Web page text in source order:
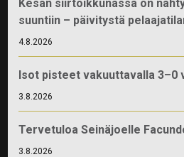
Kesän siirtoikkunassa on
suuntiin – päivitystä
4.8.2026
Isot pisteet vakuuttavalla 3–0
3.8.2026
Tervetuloa Seinäjoelle
3.8.2026